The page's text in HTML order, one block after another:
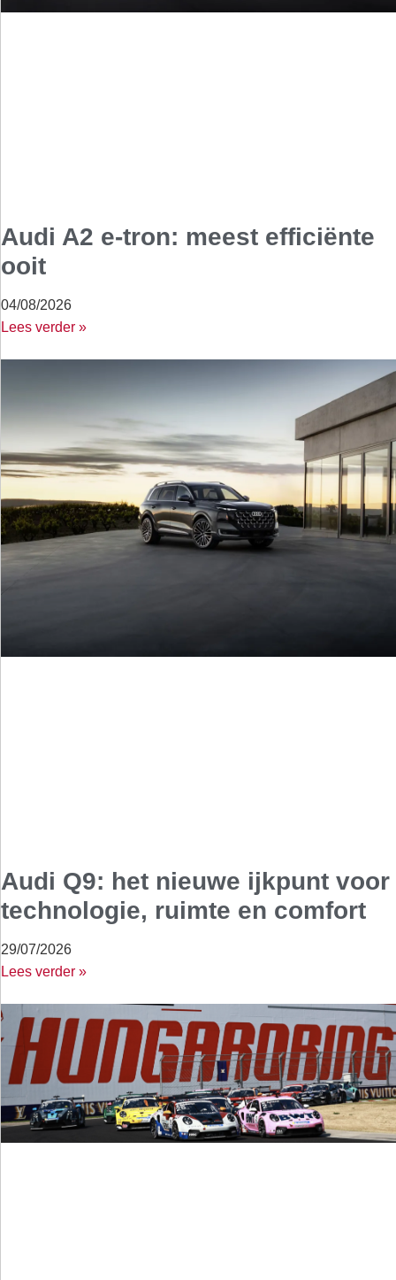
Audi A2 e-tron: meest efficiënte
ooit
04/08/2026
Lees verder »
Audi Q9: het nieuwe ijkpunt voor
technologie, ruimte en comfort
29/07/2026
Lees verder »